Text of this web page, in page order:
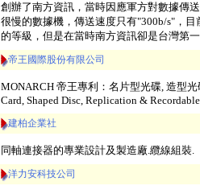
創辦了南方資訊，當時因應軍方對數據傳
很慢的數據機，傳送速度只有"300b/s"，
的等級，但是在當時南方資訊卻是台灣第
帝王國際股份有限公司
MONARCH 帝王專利：名片型光碟, 造型
Card, Shaped Disc, Replication &
建柏企業社
同軸連接器的專業設計及製造廠.纜線組裝.
洋力安科技公司